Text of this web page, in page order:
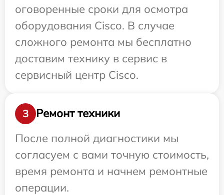
оговоренные сроки для осмотра
оборудования Cisco. В случае
сложного ремонта мы бесплатно
доставим технику в сервис в
сервисный центр Cisco.
3
Ремонт техники
После полной диагностики мы
согласуем с вами точную стоимость,
время ремонта и начнем ремонтные
операции.